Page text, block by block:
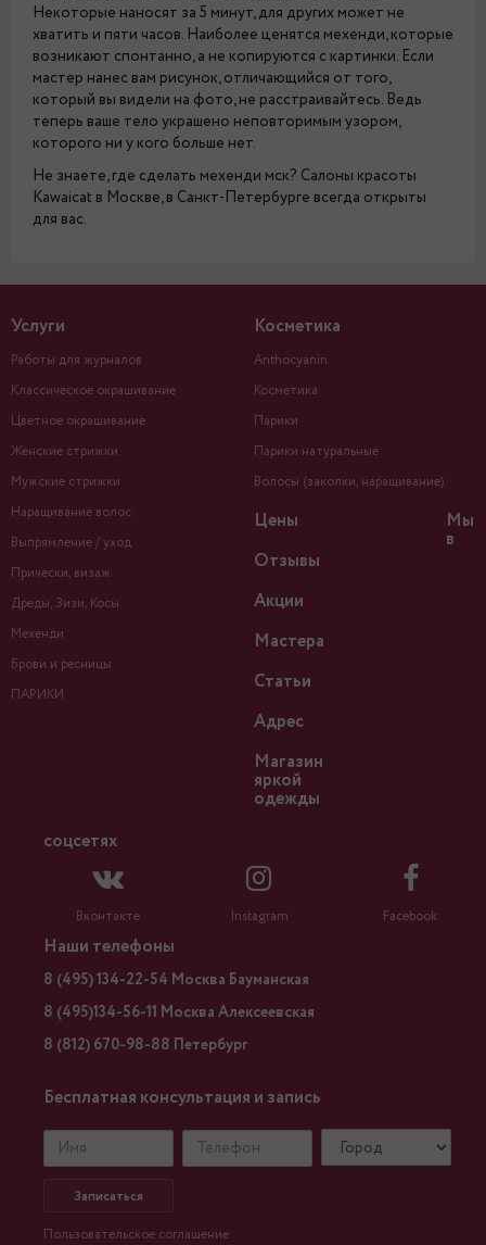
Некоторые наносят за 5 минут, для других может не
хватить и пяти часов. Наиболее ценятся мехенди, которые
возникают спонтанно, а не копируются с картинки. Если
мастер нанес вам рисунок, отличающийся от того,
который вы видели на фото, не расстраивайтесь. Ведь
теперь ваше тело украшено неповторимым узором,
которого ни у кого больше нет.
Не знаете, где сделать мехенди мск? Салоны красоты
Kawaicat в Москве, в Санкт-Петербурге всегда открыты
для вас.
Услуги
Работы для журналов
Классическое окрашивание
Цветное окрашивание
Женские стрижки
Мужские стрижки
Наращивание волос
Выпрямление / уход
Прически, визаж
Дреды, Зизи, Косы
Мехенди
Брови и ресницы
ПАРИКИ
Косметика
Anthocyanin
Косметика
Парики
Парики натуральные
Волосы (заколки, наращивание)
Цены
Отзывы
Акции
Мастера
Статьи
Адрес
Магазин
яркой
одежды
Мы
в
соцсетях
Вконтакте Instagram Facebook
Наши телефоны
8 (495) 134-22-54 Москва Бауманская
8 (495)134-56-11 Москва Алексеевская
8 (812) 670-98-88 Петербург
Бесплатная консультация и запись
Записаться
Пользовательское соглашение